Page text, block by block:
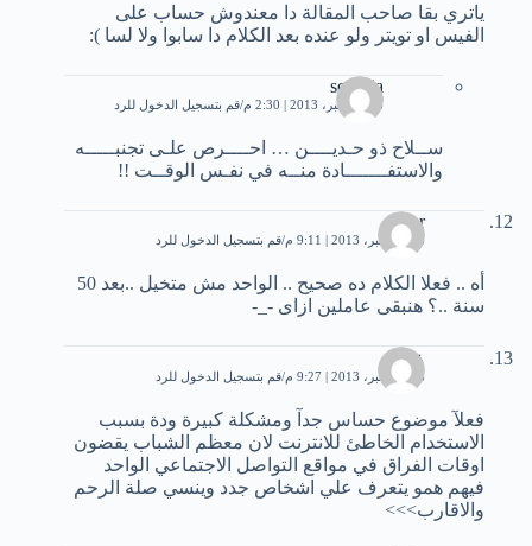
ياتري بقا صاحب المقالة دا معندوش حساب على
الفيس او تويتر ولو عنده بعد الكلام دا سابوا ولا لسا ):
soumia
26 ديسمبر، 2013 | 2:30 م قم بتسجيل الدخول للرد
ســلاح ذو حـديــــن … احــــرص علـى تجنبـــــه
والاستفـــــــادة منــه في نفـس الوقــت !!
Amr
26 ديسمبر، 2013 | 9:11 م قم بتسجيل الدخول للرد
أه .. فعلا الكلام ده صحيح .. الواحد مش متخيل ..بعد 50
سنة ..؟ هنبقى عاملين ازاى -_-
علي
26 ديسمبر، 2013 | 9:27 م قم بتسجيل الدخول للرد
فعلآ موضوع حساس جدآ ومشكلة كبيرة ودة بسبب
الاستخدام الخاطئ للانترنت لان معظم الشباب يقضون
اوقات الفراق في مواقع التواصل الاجتماعي الواحد
فيهم همو يتعرف علي اشخاص جدد وينسي صلة الرحم
والاقارب>>>